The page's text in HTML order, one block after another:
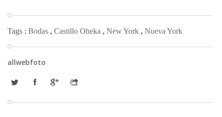
Tags : Bodas , Castillo Oheka , New York , Nueva York
allwebfoto